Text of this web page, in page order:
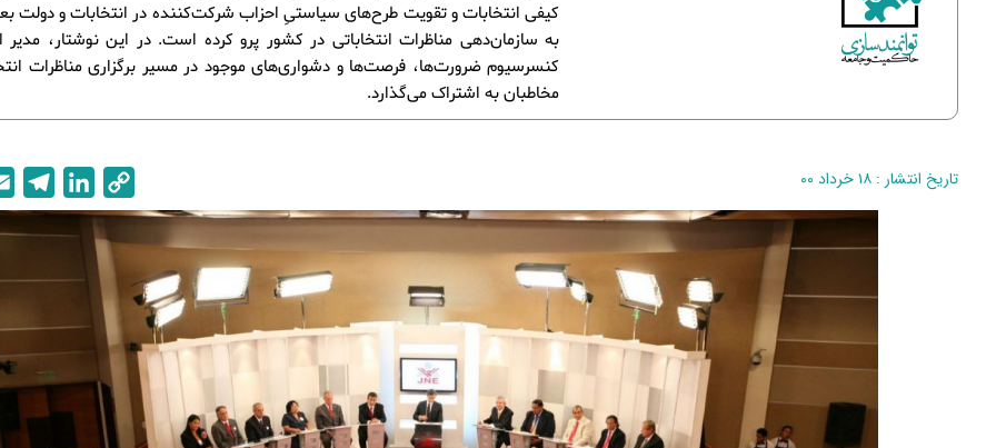
کیفی انتخابات و تقویت طرح‌های سیاستیِ احزاب شرکت‌کننده در انتخابات و دولت
به سازمان‌دهی مناظرات انتخاباتی در کشور پرو کرده است. در این نوشتار، مدیر
کنسرسیوم ضرورت‌ها، فرصت‌ها و دشواری‌های موجود در مسیر برگزاری مناظرات
مخاطبان به اشتراک می‌گذارد.
تاریخ انتشار : ۱۸ خرداد ۰۰
o
p
y
L
k
i
n
k
d
e
l
e
r
a
m